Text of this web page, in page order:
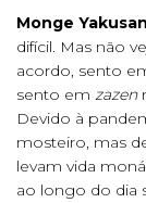
Monge
difícil. Mas não
acordo, sento
sento em zazen
Devido à
mosteiro, mas
levam vida
ao longo do dia